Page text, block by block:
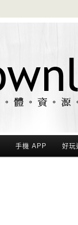
手機 APP 好玩